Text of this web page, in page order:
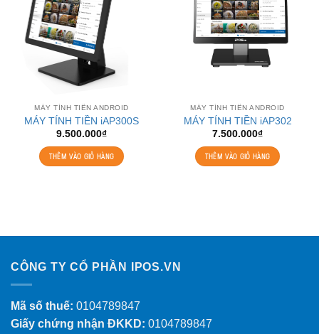
MÁY TÍNH TIỀN ANDROID
MÁY TÍNH TIỀN iAP300S
9.500.000₫
THÊM VÀO GIỎ HÀNG
MÁY TÍNH TIỀN ANDROID
MÁY TÍNH TIỀN iAP302
7.500.000₫
THÊM VÀO GIỎ HÀNG
CÔNG TY CỔ PHẦN IPOS.VN
Mã số thuế: 0104789847
Giấy chứng nhận ĐKKD: 0104789847